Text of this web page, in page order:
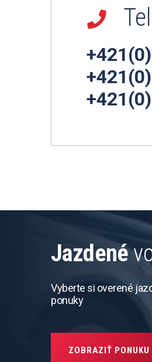
Jazdené
Vyberte si overené
ponuky
ZOBRAZIŤ PONUKU